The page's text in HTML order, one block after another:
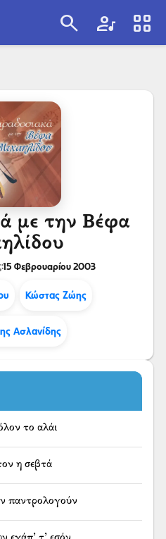
search artist view_cozy
με την Βέφα
15 Φεβρουαρίου 2003
Κώστας Ζώης
Ασλανίδης
το αλάι
η σεβτά
παντρολογούν